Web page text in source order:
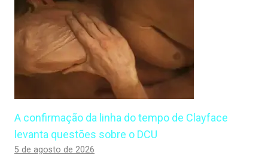
A confirmação da linha do tempo de Clayface
levanta questões sobre o DCU
5 de agosto de 2026